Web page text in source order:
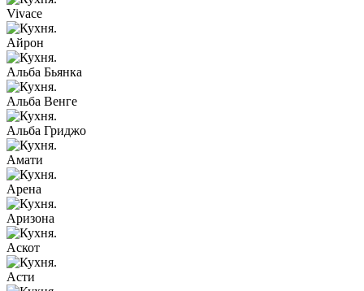
Vivace
Айрон
Альба Бьянка
Альба Венге
Альба Гриджо
Амати
Арена
Аризона
Аскот
Асти